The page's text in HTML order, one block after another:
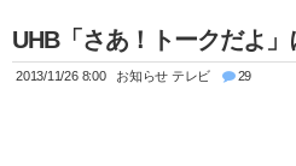
UHB「さあ！トークだよ
2013/11/26 8:00 お知らせ テレビ 29